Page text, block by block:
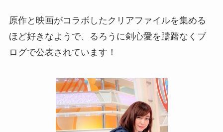
原作と映画がコラボしたクリアファイルを集める
ほど好きなようで、るろうに剣心愛を躊躇なくブ
ログで公表されています！